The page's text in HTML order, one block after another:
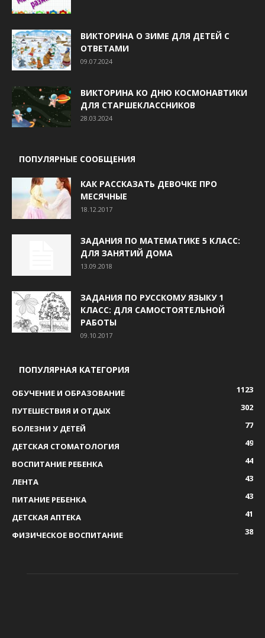
ВИКТОРИНА О ЗИМЕ ДЛЯ ДЕТЕЙ С
ОТВЕТАМИ
09.07.2024
ВИКТОРИНА КО ДНЮ КОСМОНАВТИКИ
ДЛЯ СТАРШЕКЛАССНИКОВ
28.03.2024
ПОПУЛЯРНЫЕ СООБЩЕНИЯ
КАК РАССКАЗАТЬ ДЕВОЧКЕ ПРО
МЕСЯЧНЫЕ
18.12.2017
ЗАДАНИЯ ПО МАТЕМАТИКЕ 5 КЛАСС:
ДЛЯ ЗАНЯТИЙ ДОМА
13.09.2018
ЗАДАНИЯ ПО РУССКОМУ ЯЗЫКУ 1
КЛАСС: ДЛЯ САМОСТОЯТЕЛЬНОЙ
РАБОТЫ
09.10.2017
ПОПУЛЯРНАЯ КАТЕГОРИЯ
ОБУЧЕНИЕ И ОБРАЗОВАНИЕ
1123
ПУТЕШЕСТВИЯ И ОТДЫХ
302
БОЛЕЗНИ У ДЕТЕЙ
77
ДЕТСКАЯ СТОМАТОЛОГИЯ
49
ВОСПИТАНИЕ РЕБЕНКА
44
ЛЕНТА
43
ПИТАНИЕ РЕБЕНКА
43
ДЕТСКАЯ АПТЕКА
41
ФИЗИЧЕСКОЕ ВОСПИТАНИЕ
38